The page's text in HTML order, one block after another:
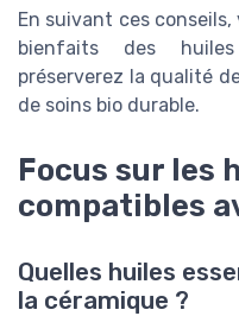
En suivant ces
bienfaits des
préserverez la qualité
de soins bio durable.
Focus sur les
compatibles
Quelles huiles
la céramique ?